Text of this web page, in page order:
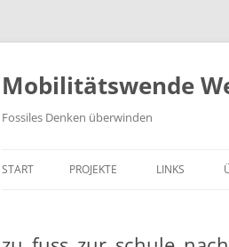
Zum
springen
Mobilitätswende
Fossiles Denken überwinden
START PROJEKTE
MOBILITÄTSTAG
LINKS